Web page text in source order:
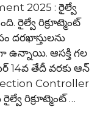
2025 : రైల్వే
రైల్వే రిక్రూట్మెంట్
దరఖాస్తులను
ఉన్నాయి. ఆసక్తి గల
14వ తేదీ వరకు ఆన్
Controller
రిక్రూట్మెంట్ …